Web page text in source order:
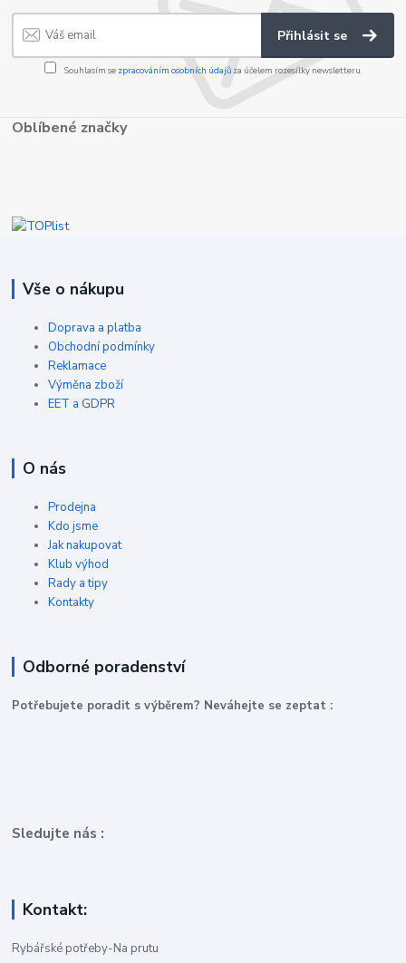
Přihlásit se
Souhlasím se zpracováním osobních údajůza účelem rozesílky newsletteru.
Oblíbené značky
Vše o nákupu
Doprava a platba
Obchodní podmínky
Reklamace
Výměna zboží
EET a GDPR
O nás
Prodejna
Kdo jsme
Jak nakupovat
Klub výhod
Rady a tipy
Kontakty
Odborné poradenství
Potřebujete poradit s výběrem? Neváhejte se zeptat :
Sledujte nás :
Kontakt:
Rybářské potřeby-Na prutu